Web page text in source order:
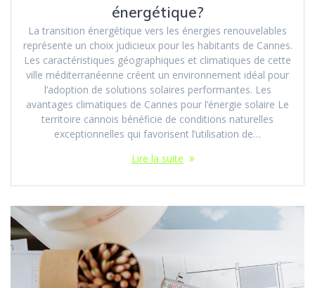
énergétique?
La transition énergétique vers les énergies renouvelables
représente un choix judicieux pour les habitants de Cannes.
Les caractéristiques géographiques et climatiques de cette
ville méditerranéenne créent un environnement idéal pour
l’adoption de solutions solaires performantes. Les
avantages climatiques de Cannes pour l’énergie solaire Le
territoire cannois bénéficie de conditions naturelles
exceptionnelles qui favorisent l’utilisation de…
Lire la suite